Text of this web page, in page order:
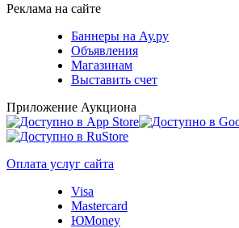
Реклама на сайте
Баннеры на Ау.ру
Объявления
Магазинам
Выставить счет
Приложение Аукциона
Оплата услуг сайта
Visa
Mastercard
ЮMoney